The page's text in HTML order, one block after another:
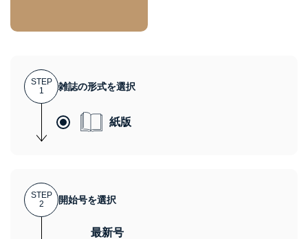
STEP
1
雑誌の形式を選択
紙版
STEP
2
開始号を選択
最新号